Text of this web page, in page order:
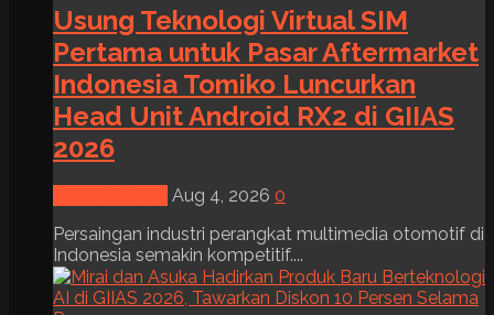
Usung Teknologi Virtual SIM
Pertama untuk Pasar Aftermarket
Indonesia Tomiko Luncurkan
Head Unit Android RX2 di GIIAS
2026
Aug 4, 2026 0
Persaingan industri perangkat multimedia otomotif di
Indonesia semakin kompetitif....